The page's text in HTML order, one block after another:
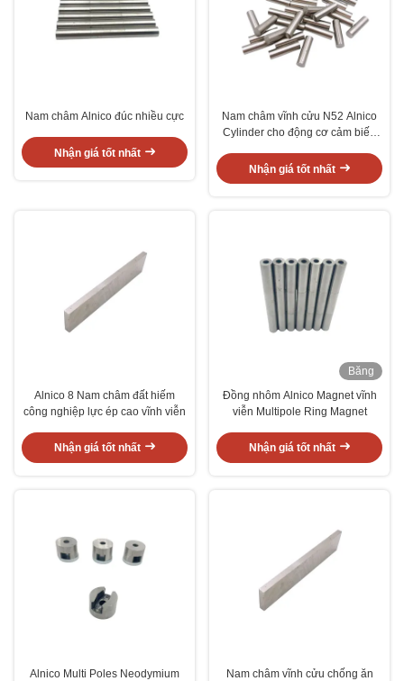
Nam châm Alnico đúc nhiều cực
Nhận giá tốt nhất
Nam châm vĩnh cửu N52 Alnico
Cylinder cho động cơ cảm biến
Nhận giá tốt nhất
Alnico 8 Nam châm đất hiếm
công nghiệp lực ép cao vĩnh viễn
Nhận giá tốt nhất
Băng
hình
Đồng nhôm Alnico Magnet vĩnh
viễn Multipole Ring Magnet
Nhận giá tốt nhất
Alnico Multi Poles Neodymium
Nam châm vĩnh cửu chống ăn